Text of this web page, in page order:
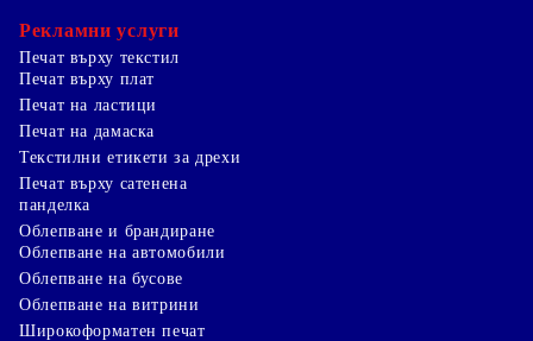
Рекламни услуги
Печат върху текстил
Печат върху плат
Печат на ластици
Печат на дамаска
Текстилни етикети за дрехи
Печат върху сатенена
панделка
Облепване и брандиране
Облепване на автомобили
Облепване на бусове
Облепване на витрини
Широкоформатен печат